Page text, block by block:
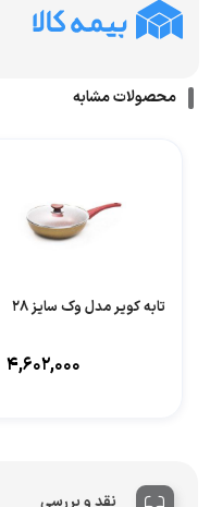
محصولات مشابه
تابه کویر مدل وک سایز 28
۴,۶۰۲,۰۰۰
نقد و بررسی